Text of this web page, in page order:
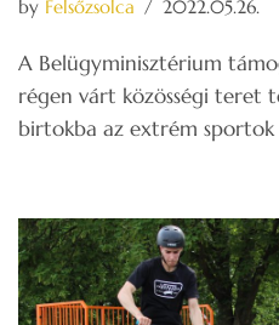
by Felsőzsolca 2022.05.26.
A Belügyminisztérium
régen várt közösségi teret
birtokba az extrém sportok